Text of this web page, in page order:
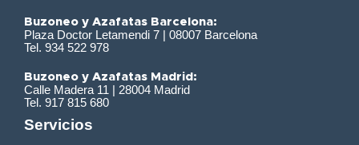
Buzoneo y Azafatas Barcelona:
Plaza Doctor Letamendi 7 | 08007 Barcelona
Tel. 934 522 978
Buzoneo y Azafatas Madrid:
Calle Madera 11 | 28004 Madrid
Tel. 917 815 680
Servicios